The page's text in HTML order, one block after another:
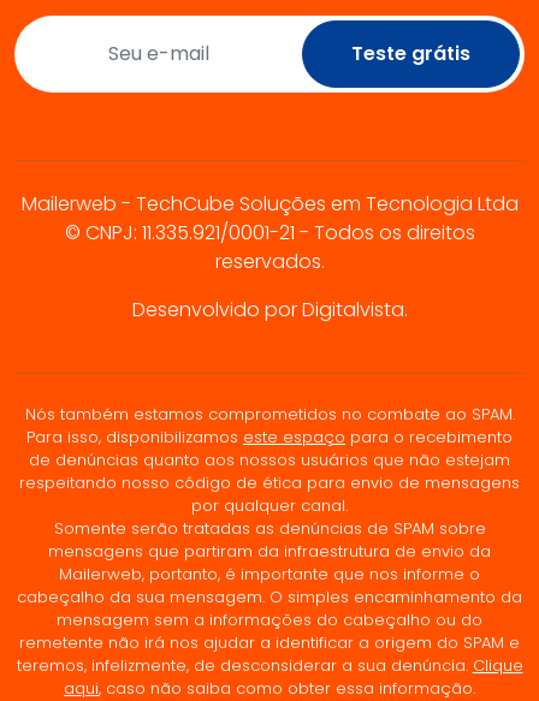
Teste grátis
Mailerweb - TechCube Soluções em Tecnologia Ltda
© CNPJ: 11.335.921/0001-21 - Todos os direitos
reservados.
Desenvolvido por Digitalvista.
Nós também estamos comprometidos no combate ao SPAM.
Para isso, disponibilizamos este espaço para o recebimento
de denúncias quanto aos nossos usuários que não estejam
respeitando nosso código de ética para envio de mensagens
por qualquer canal.
Somente serão tratadas as denúncias de SPAM sobre
mensagens que partiram da infraestrutura de envio da
Mailerweb, portanto, é importante que nos informe o
cabeçalho da sua mensagem. O simples encaminhamento da
mensagem sem a informações do cabeçalho ou do
remetente não irá nos ajudar a identificar a origem do SPAM e
teremos, infelizmente, de desconsiderar a sua denúncia. Clique
aqui, caso não saiba como obter essa informação.